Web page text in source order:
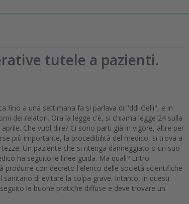
tutele a pazienti.
fino a una settimana fa si parlava di "ddl Gelli", e in
dei relatori. Ora la legge c'è, si chiama legge 24 sulla
Che vuol dire? Ci sono parti già in vigore, altre per
più importante, la procedibilità del medico, si trova a
Un paziente che si ritenga danneggiato o un suo
ha seguito le linee guida. Ma quali? Entro
produrre con decreto l'elenco delle società scientifiche
di evitare la colpa grave. Intanto, in questi
le buone pratiche diffuse e deve trovare un